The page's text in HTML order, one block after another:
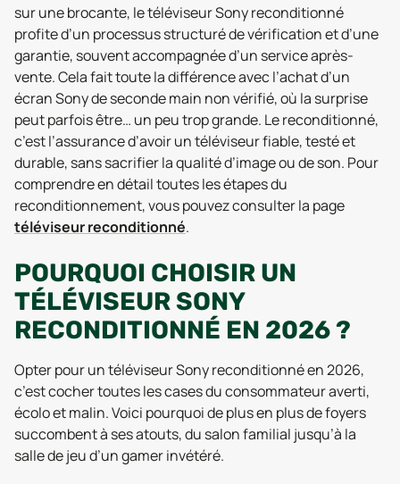
sur une brocante, le téléviseur Sony reconditionné
profite d’un processus structuré de vérification et d’une
garantie, souvent accompagnée d’un service après-
vente. Cela fait toute la différence avec l’achat d’un
écran Sony de seconde main non vérifié, où la surprise
peut parfois être… un peu trop grande. Le reconditionné,
c’est l’assurance d’avoir un téléviseur fiable, testé et
durable, sans sacrifier la qualité d’image ou de son. Pour
comprendre en détail toutes les étapes du
reconditionnement, vous pouvez consulter la page
téléviseur reconditionné.
POURQUOI CHOISIR UN
TÉLÉVISEUR SONY
RECONDITIONNÉ EN 2026 ?
Opter pour un téléviseur Sony reconditionné en 2026,
c’est cocher toutes les cases du consommateur averti,
écolo et malin. Voici pourquoi de plus en plus de foyers
succombent à ses atouts, du salon familial jusqu’à la
salle de jeu d’un gamer invétéré.